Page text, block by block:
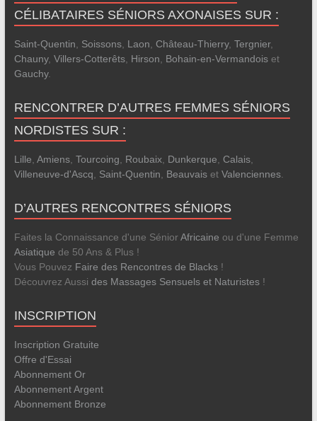
CÉLIBATAIRES SÉNIORS AXONAISES SUR :
Saint-Quentin Soissons, Laon Château-Thierry, Tergnier,
Chauny, Villers-Cotterêts, Hirson Bohain-en-Vermandoiset
Gauchy.
RENCONTRER D’AUTRES FEMMES SÉNIORS
NORDISTES SUR :
Lille Amiens, Tourcoing Roubaix, Dunkerque Calais,
Villeneuve-d'Ascq
Saint-Quentin Beauvaiset Valenciennes.
D’AUTRES RENCONTRES SÉNIORS
Faites la Connaissance d'une SéniorAfricaine ou d'une Femme
Asiatique de 50 Ans & Plus !
Vous Pouvez Faire des Rencontres de Blacks!
Découvrez Aussi des Massages Sensuels et Naturistes!
INSCRIPTION
Inscription Gratuite
Offre d'Essai
Abonnement Or
Abonnement Argent
Abonnement Bronze